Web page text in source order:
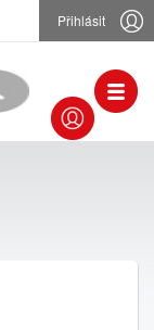
Přihlásit